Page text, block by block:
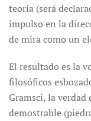
teoría (será
impulso en la
de mira como un
El resultado es la
filosóficos
Gramsci, la
demostrable